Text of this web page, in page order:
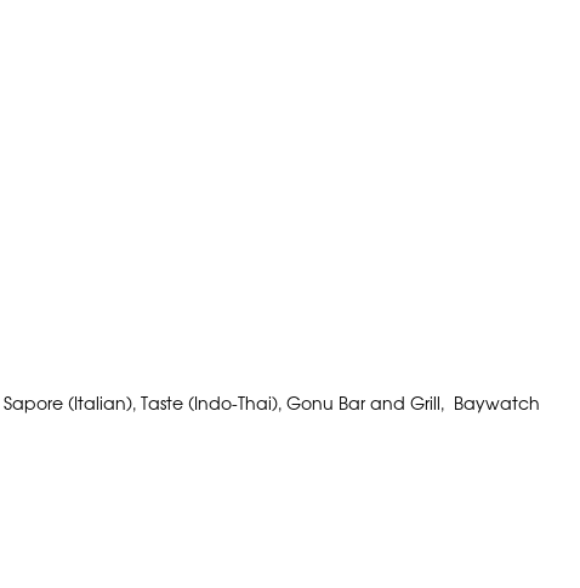
(Italian), Taste (Indo-Thai), Gonu Bar and Grill, Baywatch